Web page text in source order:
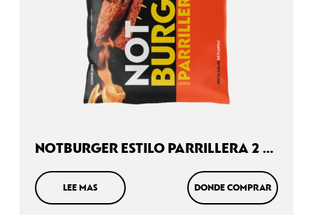
MILA
CHORIXO
MILK
NOTBURGER ESTILO PARRILLERA 2 X
LEE MAS DONDE COMPRAR